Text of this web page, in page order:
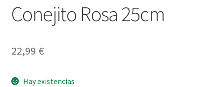
Conejito Rosa 25cm
22,99 €
Hay existencias